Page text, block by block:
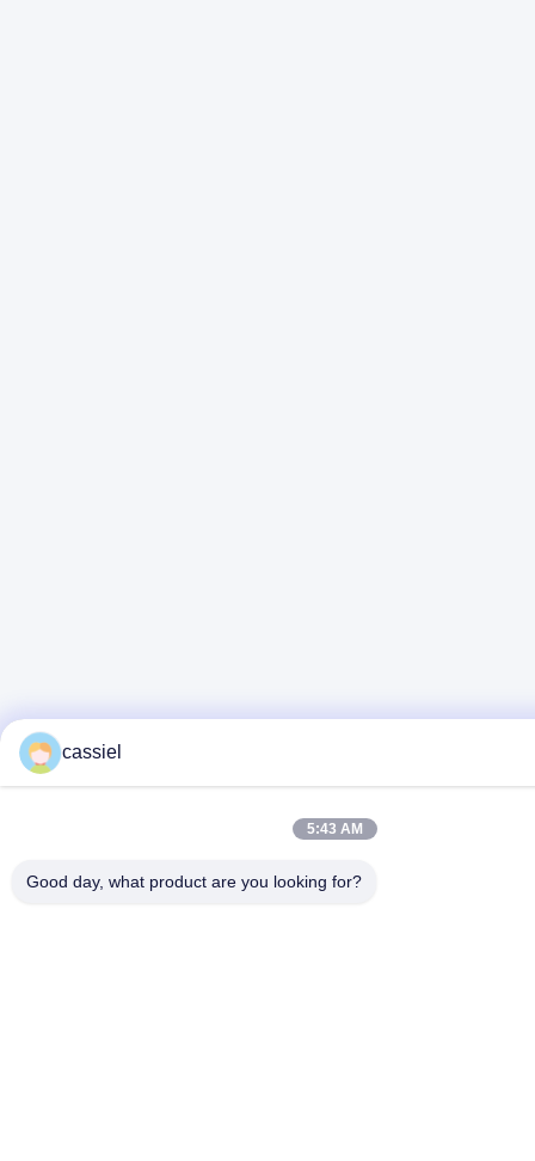
cassiel
5:43 AM
Good day, what product are you looking for?